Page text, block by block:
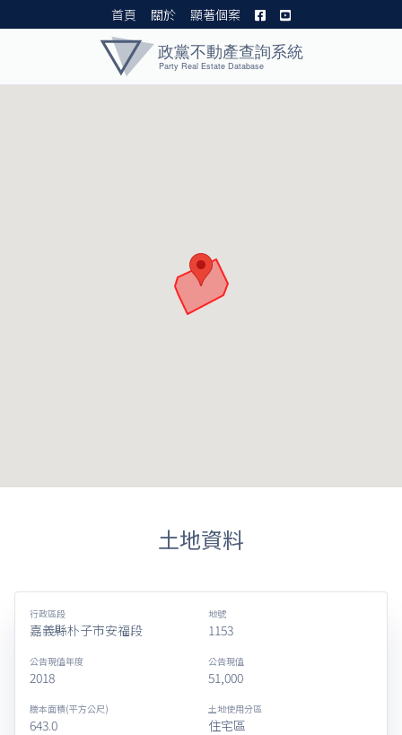
首頁 關於 顯著個案
土地資料
行政區段
嘉義縣朴子市安福段
地號
1153
公告現值年度
2018
公告現值
51,000
謄本面積(平方公尺)
643.0
土地使用分區
住宅區